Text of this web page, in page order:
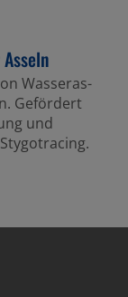
Wasse­ras­
Geför­dert
und